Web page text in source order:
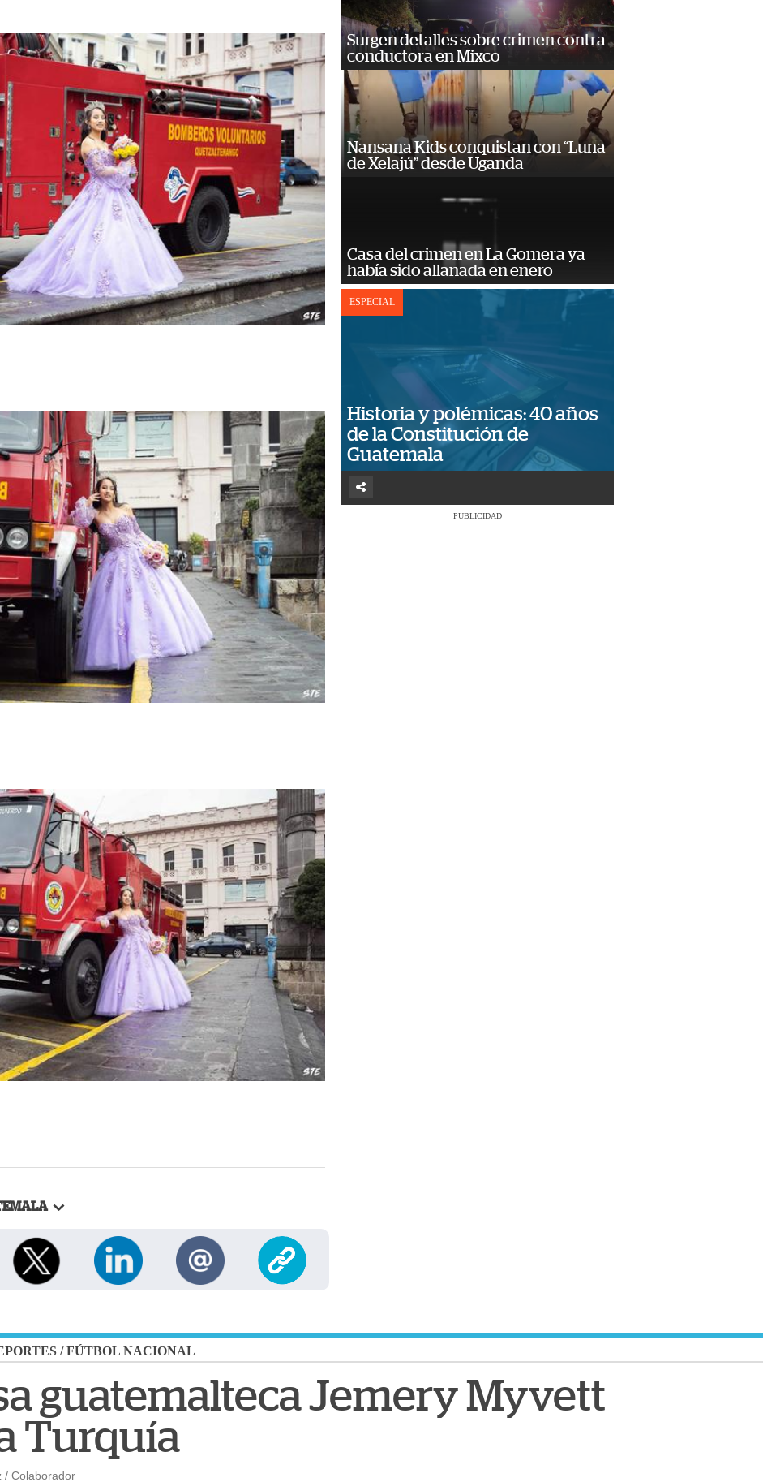
Surgen detalles sobre crimen contra
conductora en Mixco
Nansana Kids conquistan con “Luna
de Xelajú” desde Uganda
Casa del crimen en La Gomera ya
había sido allanada en enero
ESPECIAL
Historia y polémicas: 40 años
de la Constitución de
Guatemala
PUBLICIDAD
/FÚTBOL NACIONAL
guatemalteca Jemery Myvett
Turquía
/ Colaborador